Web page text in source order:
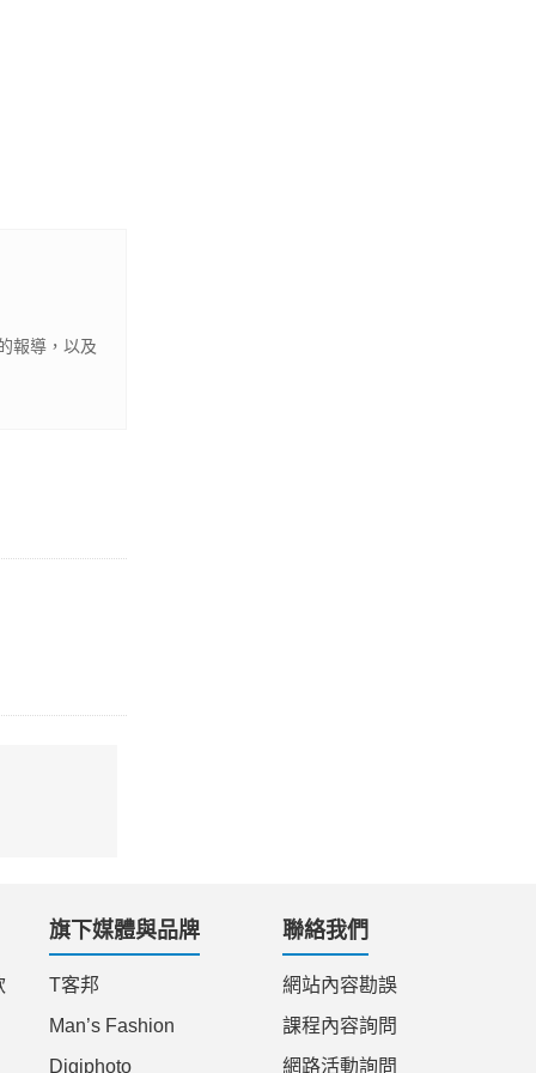
報導，以及
旗下媒體與品牌
T客邦
Man’s Fashion
Digiphoto
聯絡我們
網站內容勘誤
課程內容詢問
網路活動詢問